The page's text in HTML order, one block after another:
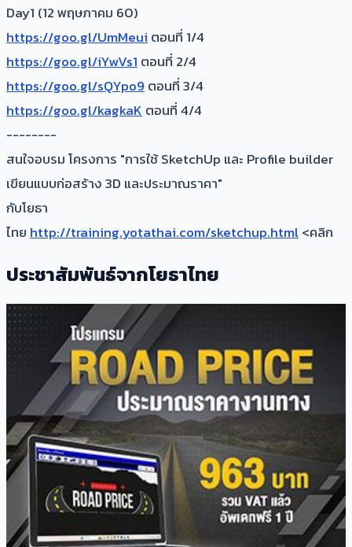
Day1 (12 พฤษภาคม 60)
https://goo.gl/UmMeui ตอนที่ 1/4
https://goo.gl/iYwVs1 ตอนที่ 2/4
https://goo.gl/sQYpo9 ตอนที่ 3/4
https://goo.gl/kagkaK ตอนที่ 4/4
--------
สนใจอบรม โครงการ "การใช้ SketchUp และ Profile builder
เขียนแบบก่อสร้าง 3D และประมาณราคา"
กับโยธา
ไทย http://training.yotathai.com/sketchup.html<คลิก
ประชาสัมพันธ์จากโยธาไทย